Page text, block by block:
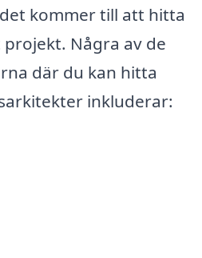
kommer till att hitta
Några av de
där du kan hitta
inkluderar: